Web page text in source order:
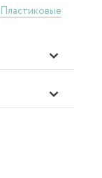
Пластиковые